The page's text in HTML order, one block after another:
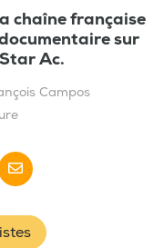
chaîne française
sur
Ac.
Campos